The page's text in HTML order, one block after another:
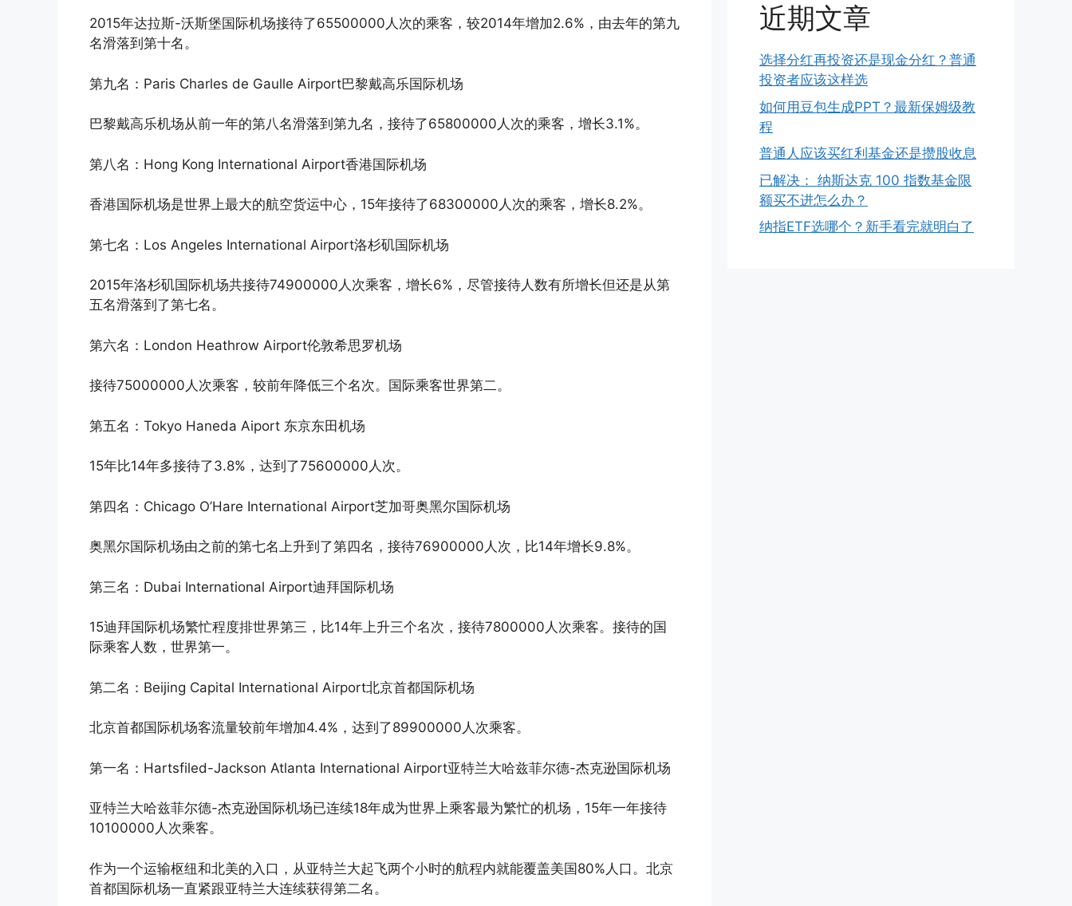
2015年达拉斯-沃斯堡国际机场接待了65500000人次的乘客，较2014年增加2.6%，由去年的第九
名滑落到第十名。
第九名：Paris Charles de Gaulle Airport巴黎戴高乐国际机场
巴黎戴高乐机场从前一年的第八名滑落到第九名，接待了65800000人次的乘客，增长3.1%。
第八名：Hong Kong International Airport香港国际机场
香港国际机场是世界上最大的航空货运中心，15年接待了68300000人次的乘客，增长8.2%。
第七名：Los Angeles International Airport洛杉矶国际机场
2015年洛杉矶国际机场共接待74900000人次乘客，增长6%，尽管接待人数有所增长但还是从第
五名滑落到了第七名。
第六名：London Heathrow Airport伦敦希思罗机场
接待75000000人次乘客，较前年降低三个名次。国际乘客世界第二。
第五名：Tokyo Haneda Aiport 东京东田机场
15年比14年多接待了3.8%，达到了75600000人次。
第四名：Chicago O’Hare International Airport芝加哥奥黑尔国际机场
奥黑尔国际机场由之前的第七名上升到了第四名，接待76900000人次，比14年增长9.8%。
第三名：Dubai International Airport迪拜国际机场
15迪拜国际机场繁忙程度排世界第三，比14年上升三个名次，接待7800000人次乘客。接待的国
际乘客人数，世界第一。
第二名：Beijing Capital International Airport北京首都国际机场
北京首都国际机场客流量较前年增加4.4%，达到了89900000人次乘客。
第一名：Hartsfiled-Jackson Atlanta International Airport亚特兰大哈兹菲尔德-杰克逊国际机场
亚特兰大哈兹菲尔德-杰克逊国际机场已连续18年成为世界上乘客最为繁忙的机场，15年一年接待
10100000人次乘客。
作为一个运输枢纽和北美的入口，从亚特兰大起飞两个小时的航程内就能覆盖美国80%人口。北京
首都国际机场一直紧跟亚特兰大连续获得第二名。
近期文章
选择分红再投资还是现金分红？普通
投资者应该这样选
如何用豆包生成PPT？最新保姆级教
程
普通人应该买红利基金还是攒股收息
已解决： 纳斯达克 100 指数基金限
额买不进怎么办？
纳指ETF选哪个？新手看完就明白了